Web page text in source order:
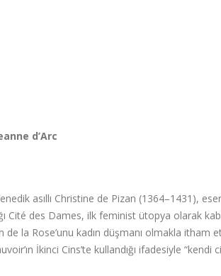
d’Arc
asıllı Christine de Pizan (1364–1431),
Cité des Dames, ilk feminist ütopya olarak
la Rose’unu kadın düşmanı olmakla itham
İkinci Cins’te kullandığı ifadesiyle “kendi